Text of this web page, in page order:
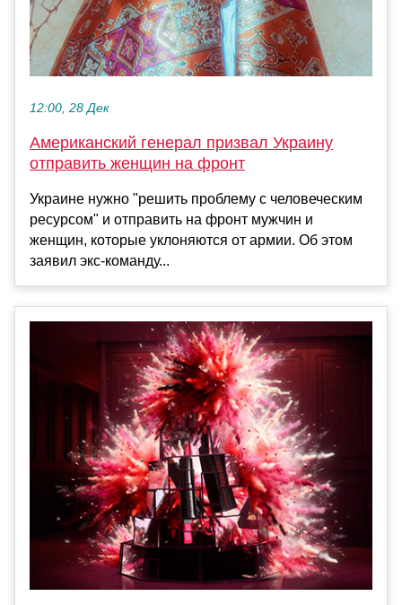
12:00, 28 Дек
Американский генерал призвал Украину
отправить женщин на фронт
Украине нужно "решить проблему с человеческим
ресурсом" и отправить на фронт мужчин и
женщин, которые уклоняются от армии. Об этом
заявил экс-команду...